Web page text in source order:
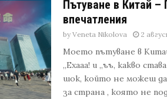
Пътуване в Китай –
впечатления
byVeneta Nikolova 2
Моето пътуване в
„Ехааа! и „ъъ, какво
шок, който не можеш да
за страна , която не